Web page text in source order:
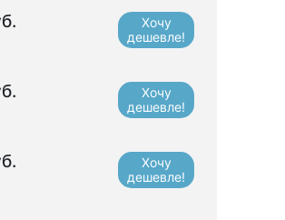
Хочу
дешевле!
Хочу
дешевле!
Хочу
дешевле!